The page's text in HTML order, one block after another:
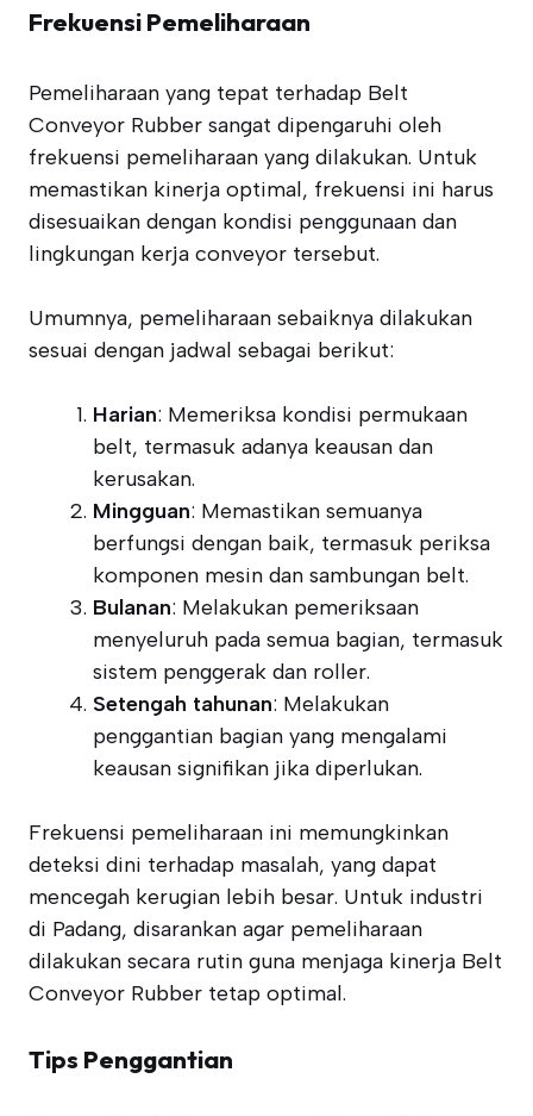
Frekuensi Pemeliharaan
Pemeliharaan yang tepat terhadap Belt
Conveyor Rubber sangat dipengaruhi oleh
frekuensi pemeliharaan yang dilakukan. Untuk
memastikan kinerja optimal, frekuensi ini harus
disesuaikan dengan kondisi penggunaan dan
lingkungan kerja conveyor tersebut.
Umumnya, pemeliharaan sebaiknya dilakukan
sesuai dengan jadwal sebagai berikut:
Harian: Memeriksa kondisi permukaan
belt, termasuk adanya keausan dan
kerusakan.
Mingguan: Memastikan semuanya
berfungsi dengan baik, termasuk periksa
komponen mesin dan sambungan belt.
Bulanan: Melakukan pemeriksaan
menyeluruh pada semua bagian, termasuk
sistem penggerak dan roller.
Setengah tahunan: Melakukan
penggantian bagian yang mengalami
keausan signifikan jika diperlukan.
Frekuensi pemeliharaan ini memungkinkan
deteksi dini terhadap masalah, yang dapat
mencegah kerugian lebih besar. Untuk industri
di Padang, disarankan agar pemeliharaan
dilakukan secara rutin guna menjaga kinerja Belt
Conveyor Rubber tetap optimal.
Tips Penggantian